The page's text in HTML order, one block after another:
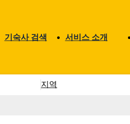
기숙사 검색 서비스 소개
지역